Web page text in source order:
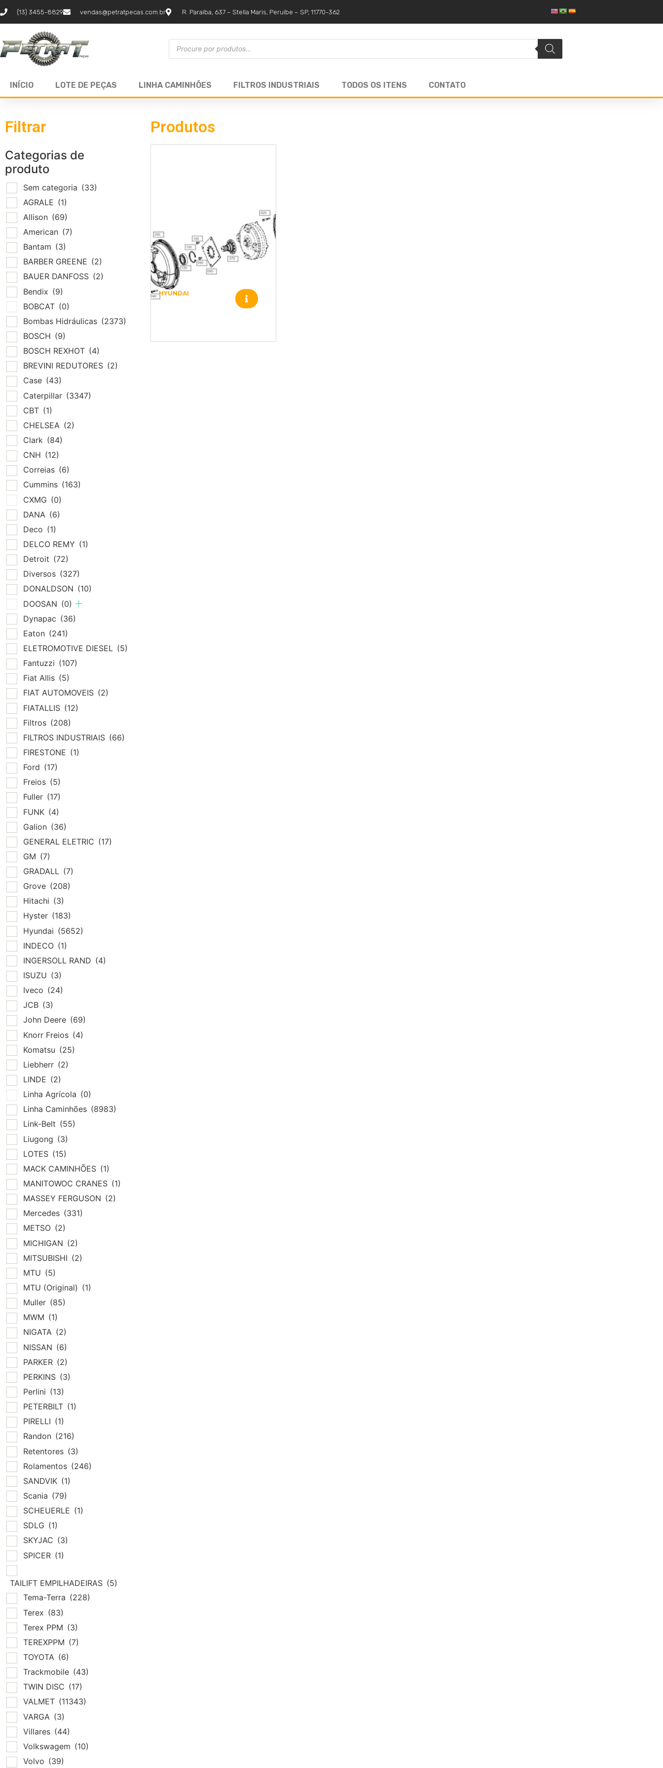
(13) 3455-8829 vendas@petratpecas.com.br R. Paraíba, 637 – Stella Maris, Peruíbe – SP, 11770-362
INÍCIO LOTE DE PEÇAS LINHA CAMINHÕES FILTROS INDUSTRIAIS TODOS OS ITENS CONTATO
Filtrar
Categorias de
produto
Sem categoria (33)
AGRALE (1)
Allison (69)
American (7)
Bantam (3)
BARBER GREENE (2)
BAUER DANFOSS (2)
Bendix (9)
BOBCAT (0)
Bombas Hidráulicas (2373)
BOSCH (9)
BOSCH REXHOT (4)
BREVINI REDUTORES (2)
Case (43)
Caterpillar (3347)
CBT (1)
CHELSEA (2)
Clark (84)
CNH (12)
Correias (6)
Cummins (163)
CXMG (0)
DANA (6)
Deco (1)
DELCO REMY (1)
Detroit (72)
Diversos (327)
DONALDSON (10)
DOOSAN (0)
Dynapac (36)
Eaton (241)
ELETROMOTIVE DIESEL (5)
Fantuzzi (107)
Fiat Allis (5)
FIAT AUTOMOVEIS (2)
FIATALLIS (12)
Filtros (208)
FILTROS INDUSTRIAIS (66)
FIRESTONE (1)
Ford (17)
Freios (5)
Fuller (17)
FUNK (4)
Galion (36)
GENERAL ELETRIC (17)
GM (7)
GRADALL (7)
Grove (208)
Hitachi (3)
Hyster (183)
Hyundai (5652)
INDECO (1)
INGERSOLL RAND (4)
ISUZU (3)
Iveco (24)
JCB (3)
John Deere (69)
Knorr Freios (4)
Komatsu (25)
Liebherr (2)
LINDE (2)
Linha Agrícola (0)
Linha Caminhões (8983)
Link-Belt (55)
Liugong (3)
LOTES (15)
MACK CAMINHÕES (1)
MANITOWOC CRANES (1)
MASSEY FERGUSON (2)
Mercedes (331)
METSO (2)
MICHIGAN (2)
MITSUBISHI (2)
MTU (5)
MTU (Original) (1)
Muller (85)
MWM (1)
NIGATA (2)
NISSAN (6)
PARKER (2)
PERKINS (3)
Perlini (13)
PETERBILT (1)
PIRELLI (1)
Randon (216)
Retentores (3)
Rolamentos (246)
SANDVIK (1)
Scania (79)
SCHEUERLE (1)
SDLG (1)
SKYJAC (3)
SPICER (1)
TAILIFT EMPILHADEIRAS (5)
Tema-Terra (228)
Terex (83)
Terex PPM (3)
TEREXPPM (7)
TOYOTA (6)
Trackmobile (43)
TWIN DISC (17)
VALMET (11343)
VARGA (3)
Villares (44)
Volkswagem (10)
Volvo (39)
Produtos
HYUNDAI